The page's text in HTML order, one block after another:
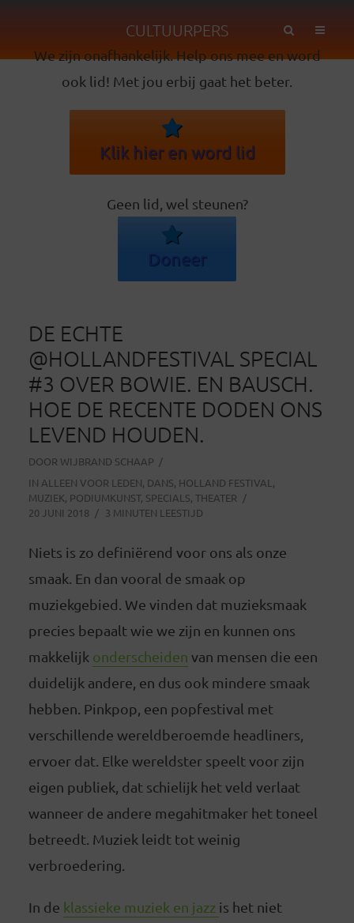
CULTUURPERS
We zijn onafhankelijk. Help ons mee en word
ook lid! Met jou erbij gaat het beter.
Klik hier en word lid
Geen lid, wel steunen?
Doneer
DE ECHTE
@HOLLANDFESTIVAL SPECIAL
#3 OVER BOWIE. EN BAUSCH.
HOE DE RECENTE DODEN ONS
LEVEND HOUDEN.
DOOR WIJBRAND SCHAAP
IN ALLEEN VOOR LEDEN, DANS, HOLLAND FESTIVAL ,
MUZIEK, PODIUMKUNST, SPECIALS, THEATER
20 JUNI 2018
3 MINUTEN LEESTIJD
Niets is zo definiërend voor ons als onze
smaak. En dan vooral de smaak op
muziekgebied. We vinden dat muzieksmaak
precies bepaalt wie we zijn en kunnen ons
makkelijk onderscheiden van mensen die een
duidelijk andere, en dus ook mindere smaak
hebben. Pinkpop, een popfestival met
verschillende wereldberoemde headliners,
ervoer dat. Elke wereldster speelt voor zijn
eigen publiek, dat schielijk het veld verlaat
wanneer de andere megahitmaker het toneel
betreedt. Muziek leidt tot weinig
verbroedering.
In de klassieke muziek en jazz is het niet